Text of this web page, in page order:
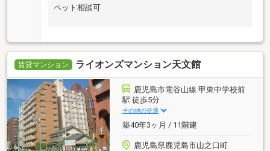
ペット相談可
賃貸マンション ライオンズマンション天文館
鹿児島市電谷山線 甲東中学校前
駅 徒歩5分
その他の交通
築40年3ヶ月 / 11階建
鹿児島県鹿児島市山之口町